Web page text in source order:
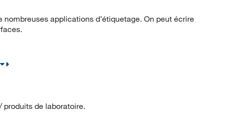
applications d’étiquetage. On peut écrire
produits de laboratoire.